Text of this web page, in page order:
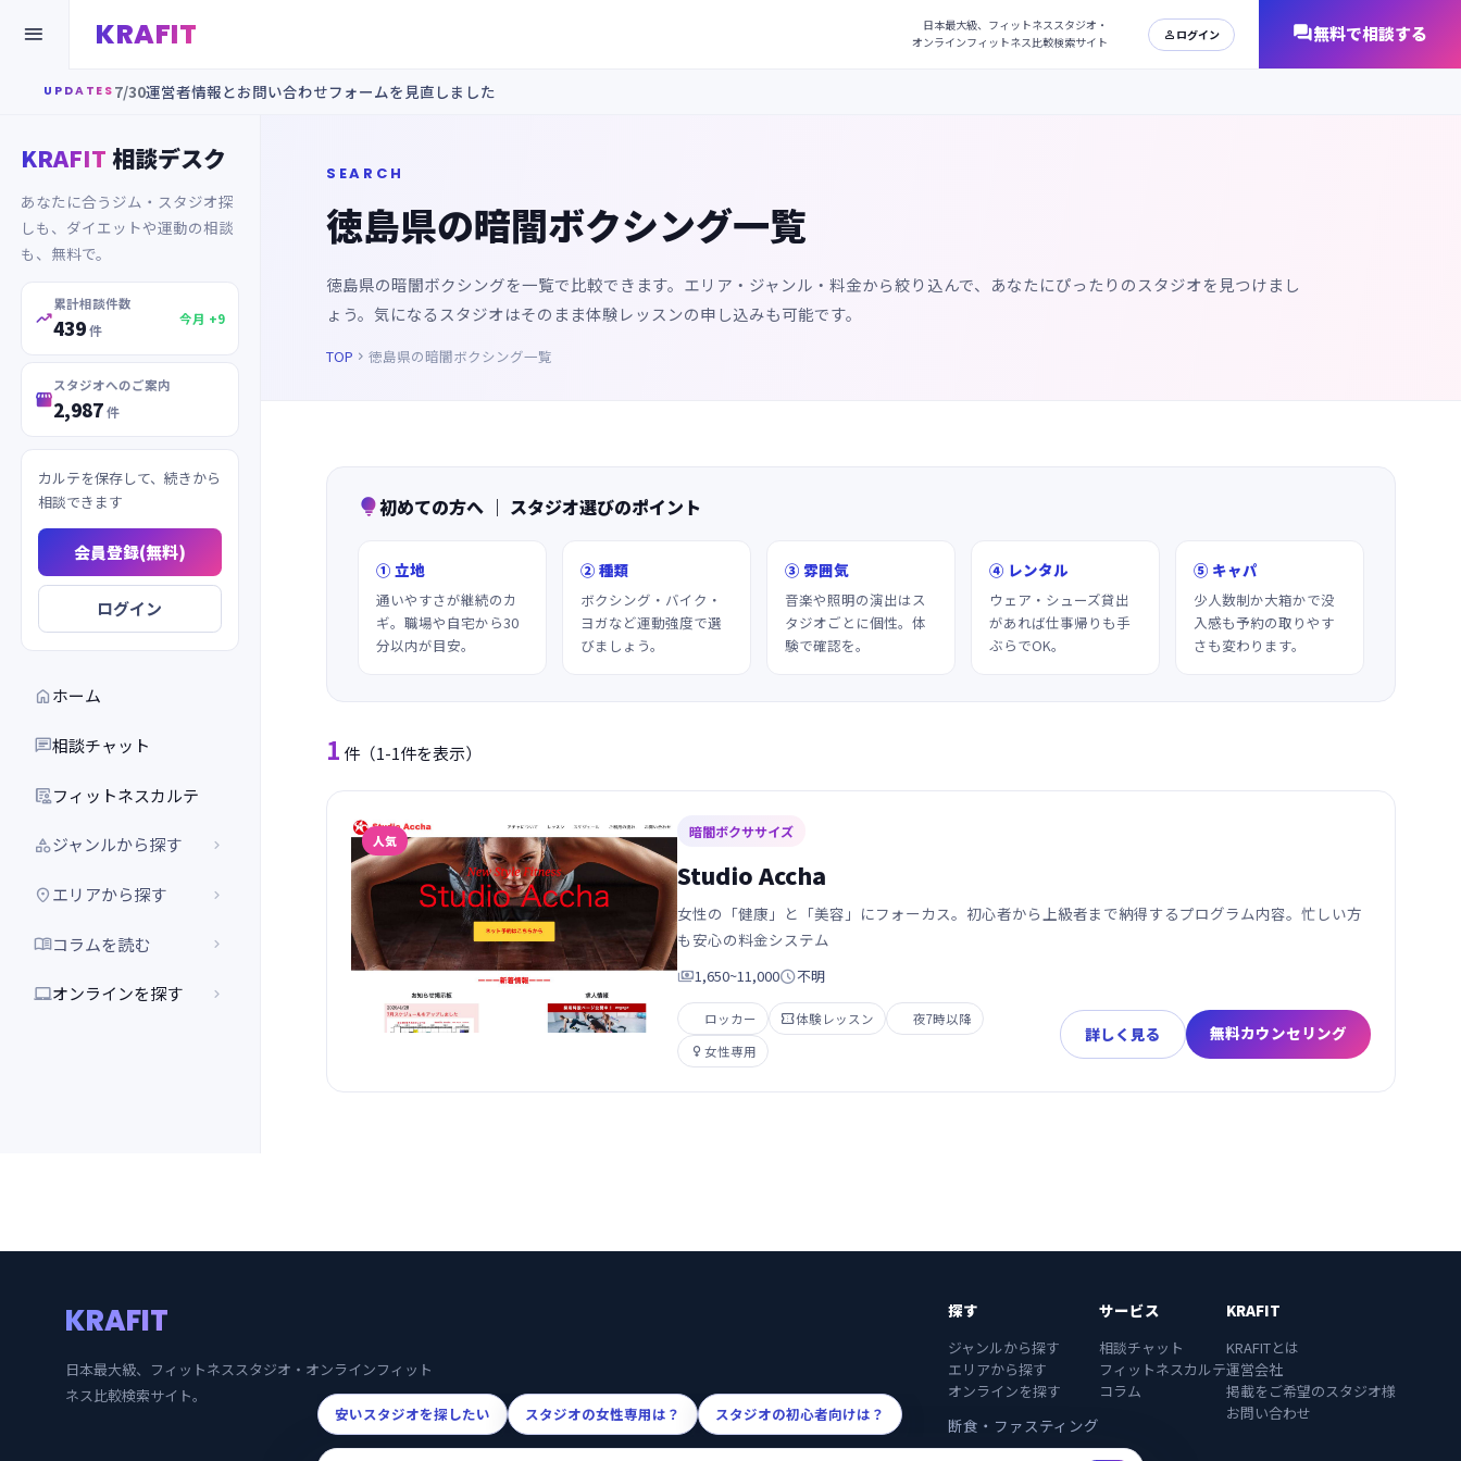
KRAFIT 日本最大級、フィットネススタジオ・
オンラインフィットネス比較検索サイト

UPDATES 7/30運営者情報とお問い合わせフォームを見直しました
KRAFIT 相談デスク
あなたに合うジム・スタジオ探
しも、ダイエットや運動の相談
も、無料で。

累計相談件数
439件
今月 +9

スタジオへのご案内
2,987件
カルテを保存して、続きから
相談できます
会員登録(無料)
ログイン
ホーム
相談チャット
フィットネスカルテ
ジャンルから探す 
エリアから探す 
コラムを読む 
オンラインを探す 
SEARCH
徳島県の暗闇ボクシング一覧
徳島県の暗闇ボクシングを一覧で比較できます。エリア・ジャンル・料金から絞り込んで、あなたにぴったりのスタジオを見つけまし
ょう。気になるスタジオはそのまま体験レッスンの申し込みも可能です。
TOP  徳島県の暗闇ボクシング一覧
初めての方へ ｜ スタジオ選びのポイント
① 立地
通いやすさが継続のカ
ギ。職場や自宅から30
分以内が目安。
② 種類
ボクシング・バイク・
ヨガなど運動強度で選
びましょう。
③ 雰囲気
音楽や照明の演出はス
タジオごとに個性。体
験で確認を。
④ レンタル
ウェア・シューズ貸出
があれば仕事帰りも手
ぶらでOK。
⑤ キャパ
少人数制か大箱かで没
入感も予約の取りやす
さも変わります。
1 件（1-1件を表示）
人気 暗闇ボクササイズ
Studio Accha
女性の「健康」と「美容」にフォーカス。初心者から上級者まで納得するプログラム内容。忙しい方
も安心の料金システム
1,650~11,000不明
ロッカー 体験レッスン
夜7時以降
 女性専用
詳しく見る 無料カウンセリング
KRAFIT
日本最大級、フィットネススタジオ・オンラインフィット
ネス比較検索サイト。
探す
ジャンルから探す
エリアから探す
オンラインを探す
断食・ファスティング
サービス
相談チャット
フィットネスカルテ
コラム
KRAFIT
KRAFITとは
運営会社
掲載をご希望のスタジオ様
お問い合わせ
安いスタジオを探したい スタジオの女性専用は？ スタジオの初心者向けは？